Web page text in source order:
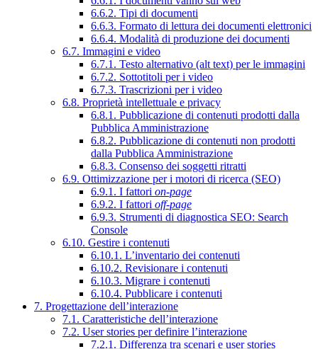
6.6.2. Tipi di documenti
6.6.3. Formato di lettura dei documenti elettronici
6.6.4. Modalità di produzione dei documenti
6.7. Immagini e video
6.7.1. Testo alternativo (alt text) per le immagini
6.7.2. Sottotitoli per i video
6.7.3. Trascrizioni per i video
6.8. Proprietà intellettuale e privacy
6.8.1. Pubblicazione di contenuti prodotti dalla
Pubblica Amministrazione
6.8.2. Pubblicazione di contenuti non prodotti
dalla Pubblica Amministrazione
6.8.3. Consenso dei soggetti ritratti
6.9. Ottimizzazione per i motori di ricerca (SEO)
6.9.1. I fattori on-page
6.9.2. I fattori off-page
6.9.3. Strumenti di diagnostica SEO: Search
Console
6.10. Gestire i contenuti
6.10.1. L’inventario dei contenuti
6.10.2. Revisionare i contenuti
6.10.3. Migrare i contenuti
6.10.4. Pubblicare i contenuti
7. Progettazione dell’interazione
7.1. Caratteristiche dell’interazione
7.2. User stories per definire l’interazione
7.2.1. Differenza tra scenari e user stories